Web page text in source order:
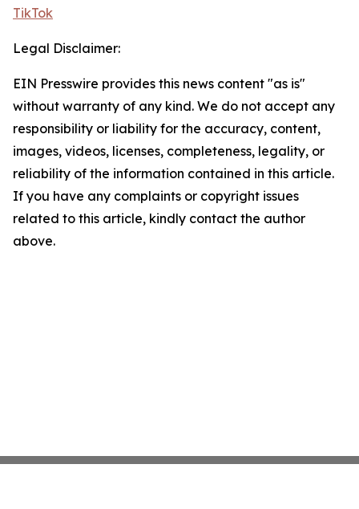
TikTok
Legal Disclaimer:
EIN Presswire provides this news content "as is"
without warranty of any kind. We do not accept any
responsibility or liability for the accuracy, content,
images, videos, licenses, completeness, legality, or
reliability of the information contained in this article.
If you have any complaints or copyright issues
related to this article, kindly contact the author
above.